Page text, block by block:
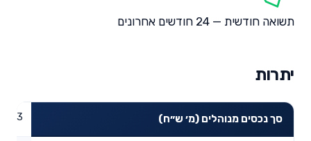
תשואה חודשית — 24 חודשים אחרונים
יתרות
סך נכסים מנוהלים (מ׳ ש״ח)